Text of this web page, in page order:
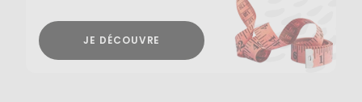
JE DÉCOUVRE